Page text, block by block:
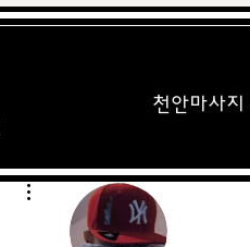
천안마사지
더보기